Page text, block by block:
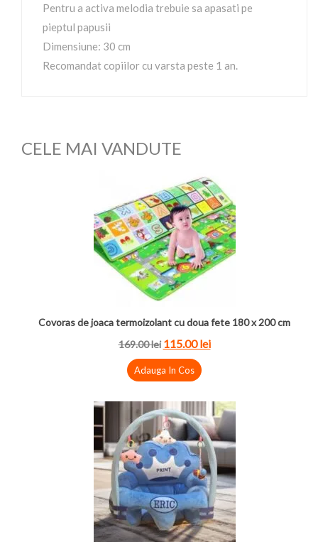
Pentru a activa melodia trebuie sa apasati pe
pieptul papusii
Dimensiune: 30 cm
Recomandat copiilor cu varsta peste 1 an.
CELE MAI VANDUTE
Covoras de joaca termoizolant cu doua fete 180 x 200 cm
169.00 lei 115.00 lei
Adauga In Cos